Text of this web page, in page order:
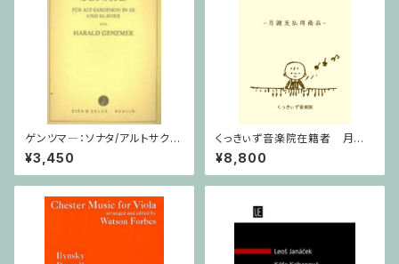
ゲンツマ―：ソナタ/アルトサクソ
フォーン・ピアノ
¥3,450
くっきぃず音楽院在籍者 月謝
支払用商品 ピアノ科 ３０分
¥8,800